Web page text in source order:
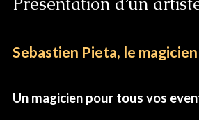
Sebastien Pieta, le
Un magicien pour tous vos